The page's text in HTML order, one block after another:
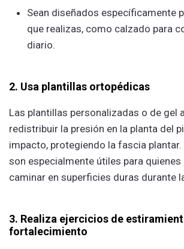
Sean diseñados específicamente
que realizas, como calzado para
diario.
2. Usa plantillas ortopédicas
Las plantillas personalizadas o de gel
redistribuir la presión en la planta del
impacto, protegiendo la fascia
son especialmente útiles para
caminar en superficies duras durante
3. Realiza ejercicios de
fortalecimiento